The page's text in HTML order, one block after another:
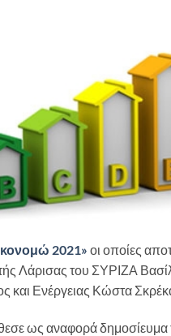
2021» οι οποίες
Λάρισας του ΣΥΡΙΖΑ
και Ενέργειας Κώστα
ως αναφορά